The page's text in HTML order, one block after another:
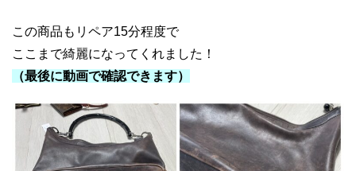
この商品もリペア15分程度で
ここまで綺麗になってくれました！
（最後に動画で確認できます）